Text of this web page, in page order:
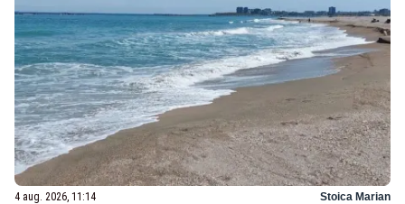
4 aug. 2026, 11:14 Stoica Marian